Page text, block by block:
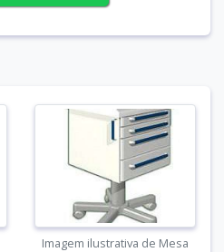
Imagem ilustrativa de Mesa